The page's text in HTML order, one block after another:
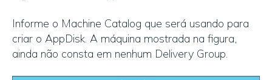
Informe o Machine Catalog que será usando para
criar o AppDisk. A máquina mostrada na figura,
ainda não consta em nenhum Delivery Group.